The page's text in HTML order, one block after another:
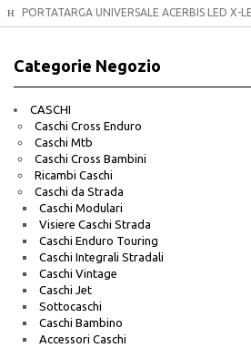
PORTATARGA UNIVERSALE ACERBIS LED X-
Categorie Negozio
CASCHI
Caschi Cross Enduro
Caschi Mtb
Caschi Cross Bambini
Ricambi Caschi
Caschi da Strada
Caschi Modulari
Visiere Caschi Strada
Caschi Enduro Touring
Caschi Integrali Stradali
Caschi Vintage
Caschi Jet
Sottocaschi
Caschi Bambino
Accessori Caschi